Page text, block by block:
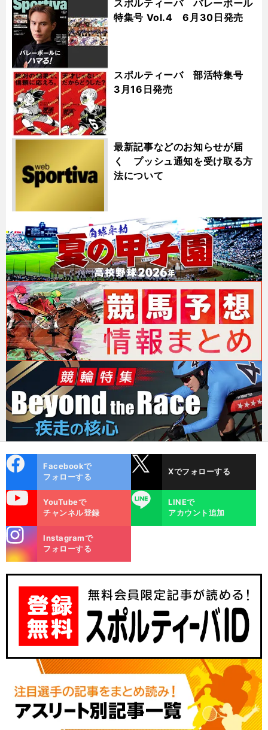
スポルティーバ バレーボール
特集号 Vol.4 6月30日発売
スポルティーバ 部活特集号
3月16日発売
最新記事などのお知らせが届
く プッシュ通知を受け取る方
法について
ok
Facebookで
フォローする
Xでフォローする
YouTubeで
チャンネル登録
LINE
LINEで
アカウント追加
m
Instagramで
フォローする